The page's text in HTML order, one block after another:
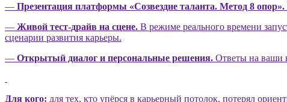
— Презентация платформы «Созвездие таланта. Метод 8 опор».
— Живой тест-драйв на сцене. В режиме реального времени
сценарии развития карьеры.
— Открытый диалог и персональные решения. Ответы на ваши
Для кого: для тех, кто упёрся в карьерный потолок, потерял